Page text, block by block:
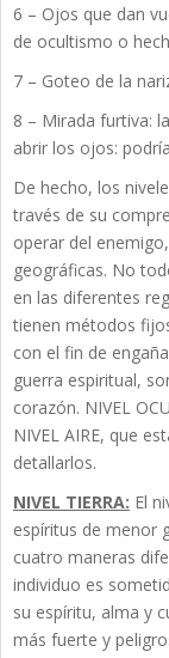
6 – Ojos que dan
de ocultismo o
7 – Goteo de la
8 – Mirada furtiva:
abrir los ojos:
De hecho, los
través de su
operar del
geográficas. No
en las diferentes
tienen métodos
con el fin de
guerra espiritual,
corazón. NIVEL
NIVEL AIRE, que
detallarlos.
NIVEL TIERRA: El
espíritus de menor
cuatro maneras
individuo es
su espíritu, alma y
más fuerte y